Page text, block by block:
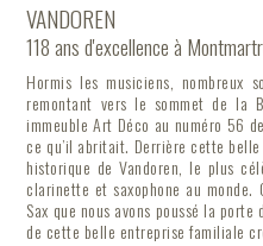
VANDOREN
118 ans d'excellence à
Hormis les musiciens, nombreux
remontant vers le sommet de la
immeuble Art Déco au numéro 56
ce qu’il abritait. Derrière cette
historique de Vandoren, le plus
clarinette et saxophone au monde.
Sax que nous avons poussé la
de cette belle entreprise familiale